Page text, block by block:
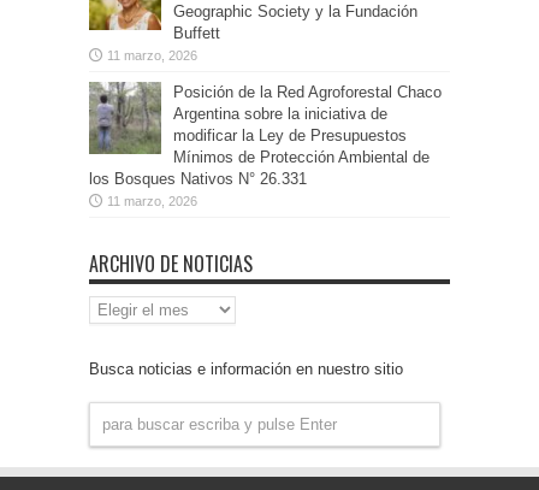
Geographic Society y la Fundación
Buffett
11 marzo, 2026
Posición de la Red Agroforestal Chaco
Argentina sobre la iniciativa de
modificar la Ley de Presupuestos
Mínimos de Protección Ambiental de
los Bosques Nativos N° 26.331
11 marzo, 2026
ARCHIVO DE NOTICIAS
Archivo
de
Busca noticias e información en nuestro sitio